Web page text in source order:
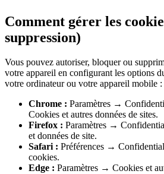
Comment gérer les
suppression)
Vous pouvez autoriser, bloquer ou
votre appareil en configurant les options
votre ordinateur ou votre appareil mobile :
Chrome : Paramètres →
Cookies et autres données de sites.
Firefox : Paramètres →
et données de site.
Safari : Préférences →
cookies.
Edge : Paramètres → Cookies et